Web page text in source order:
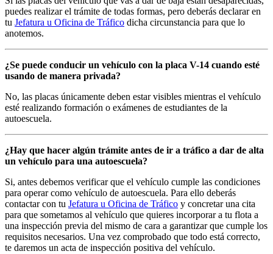
puedes realizar el trámite de todas formas, pero deberás declarar en
tu Jefatura u Oficina de Tráfico dicha circunstancia para que lo
anotemos.
¿Se puede conducir un vehículo con la placa V-14 cuando esté
usando de manera privada?
No, las placas únicamente deben estar visibles mientras el vehículo
esté realizando formación o exámenes de estudiantes de la
autoescuela.
¿Hay que hacer algún trámite antes de ir a tráfico a dar de alta
un vehículo para una autoescuela?
Si, antes debemos verificar que el vehículo cumple las condiciones
para operar como vehículo de autoescuela. Para ello deberás
contactar con tu Jefatura u Oficina de Tráfico y concretar una cita
para que sometamos al vehículo que quieres incorporar a tu flota a
una inspección previa del mismo de cara a garantizar que cumple los
requisitos necesarios. Una vez comprobado que todo está correcto,
te daremos un acta de inspección positiva del vehículo.